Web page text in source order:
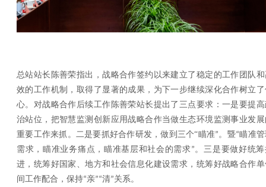
总站站长陈善荣指出，战略合作签约以来建立了稳定的工作团队和
效的工作机制，取得了显著的成果，为下一步继续深化合作树立了
心。对战略合作后续工作陈善荣站长提出了三点要求：一是要提高
治站位，把智慧监测创新应用战略合作当做生态环境监测事业发展
重要工作来抓。二是要抓好合作研发，做到三个“瞄准”。暨“瞄准
需求，瞄准业务痛点，瞄准基层和社会的需求”。三是要做好统筹
进，统筹好国家、地方和社会信息化建设需求，统筹好战略合作单
间工作配合，保持“亲”“清”关系。